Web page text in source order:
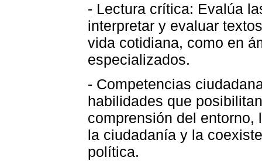
- Lectura crítica: Evalúa
interpretar y evaluar
vida cotidiana, como en
especializados.
- Competencias
habilidades que
comprensión del
la ciudadanía y la
política.